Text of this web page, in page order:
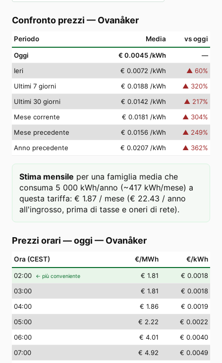
Confronto prezzi — Ovanåker
Periodo Media vs oggi
Oggi € 0.0045 /kWh
—
Ieri
€ 0.0072 /kWh ▲ 60%
Ultimi 7 giorni
€ 0.0188 /kWh ▲ 320%
Ultimi 30 giorni
€ 0.0142 /kWh ▲ 217%
Mese corrente
€ 0.0181 /kWh ▲ 304%
Mese precedente
€ 0.0156 /kWh ▲ 249%
Anno precedente
€ 0.0207 /kWh ▲ 362%
Stima mensile per una famiglia media che
consuma 5 000 kWh/anno (~417 kWh/mese) a
questa tariffa: € 1.87 / mese (€ 22.43 / anno
all'ingrosso, prima di tasse e oneri di rete).
Prezzi orari — oggi — Ovanåker
Ora (CEST) €/MWh €/kWh
02:00 ← più conveniente € 1.81
€ 0.0018
03:00 € 1.81
€ 0.0018
04:00 € 1.86
€ 0.0019
05:00 € 2.22
€ 0.0022
06:00 € 4.01
€ 0.0040
07:00 € 4.92
€ 0.0049